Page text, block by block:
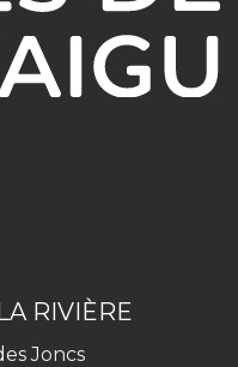
RIVIÈRE
Joncs